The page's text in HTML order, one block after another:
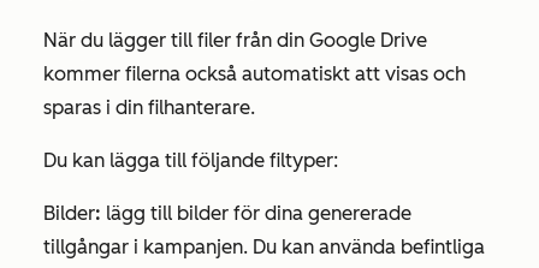
När du lägger till filer från din Google Drive
kommer filerna också automatiskt att visas och
sparas i din filhanterare.
Du kan lägga till följande filtyper:
Bilder: lägg till bilder för dina genererade
tillgångar i kampanjen. Du kan använda befintliga